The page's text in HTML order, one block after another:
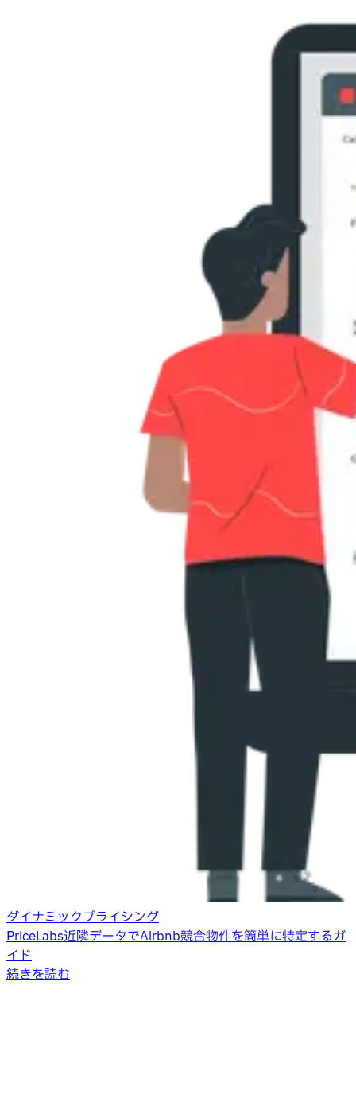
ダイナミックプライシング
PriceLabs近隣データでAirbnb競合物件を簡単に特定するガ
イド
続きを読む